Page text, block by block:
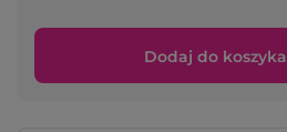
Dodaj do koszyka